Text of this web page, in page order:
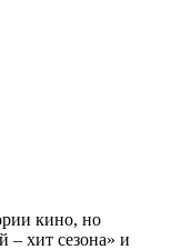
кино, но
– хит сезона» и